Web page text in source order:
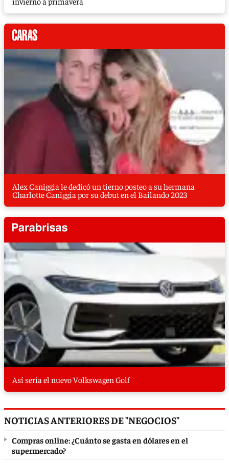
Alex Caniggia le dedicó un tierno posteo a su hermana
Charlotte Caniggia por su debut en el Bailando 2023
Así sería el nuevo Volkswagen Golf
NOTICIAS ANTERIORES DE "NEGOCIOS"
Compras online: ¿Cuánto se gasta en dólares en el
supermercado?